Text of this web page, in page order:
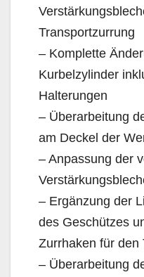
Transportzurrung
– Komplette
Kurbelzylinder
Halterungen
– Überarbeitung
am Deckel der
– Anpassung der
– Ergänzung der
des Geschützes
Zurrhaken für den
– Überarbeitung